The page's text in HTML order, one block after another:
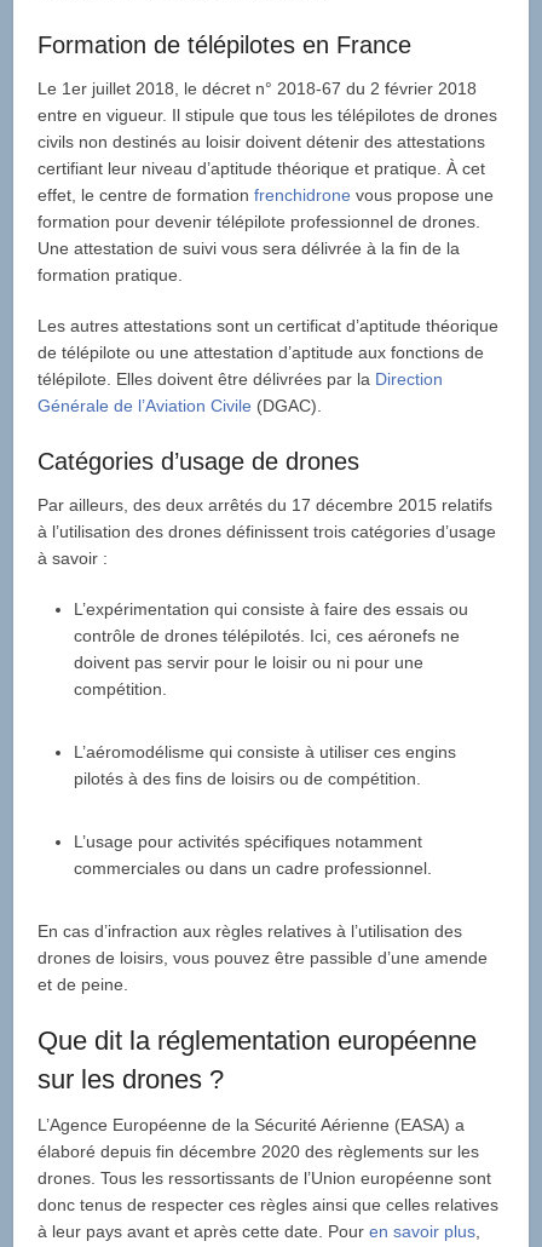
Formation de télépilotes en France
Le 1er juillet 2018, le décret n° 2018-67 du 2 février 2018
entre en vigueur. Il stipule que tous les télépilotes de drones
civils non destinés au loisir doivent détenir des attestations
certifiant leur niveau d’aptitude théorique et pratique. À cet
effet, le centre de formationfrenchidrone vous propose une
formation pour devenir télépilote professionnel de drones.
Une attestation de suivi vous sera délivrée à la fin de la
formation pratique.
Les autres attestations sont un certificat d’aptitude théorique
de télépilote ou une attestation d’aptitude aux fonctions de
télépilote. Elles doivent être délivrées par la Direction
Générale de l’Aviation Civile (DGAC).
Catégories d’usage de drones
Par ailleurs, des deux arrêtés du 17 décembre 2015 relatifs
à l’utilisation des drones définissent trois catégories d’usage
à savoir :
L’expérimentation qui consiste à faire des essais ou
contrôle de drones télépilotés. Ici, ces aéronefs ne
doivent pas servir pour le loisir ou ni pour une
compétition.
L’aéromodélisme qui consiste à utiliser ces engins
pilotés à des fins de loisirs ou de compétition.
L’usage pour activités spécifiques notamment
commerciales ou dans un cadre professionnel.
En cas d’infraction aux règles relatives à l’utilisation des
drones de loisirs, vous pouvez être passible d’une amende
et de peine.
Que dit la réglementation européenne
sur les drones ?
L’Agence Européenne de la Sécurité Aérienne (EASA) a
élaboré depuis fin décembre 2020 des règlements sur les
drones. Tous les ressortissants de l’Union européenne sont
donc tenus de respecter ces règles ainsi que celles relatives
à leur pays avant et après cette date. Pouren savoir plus